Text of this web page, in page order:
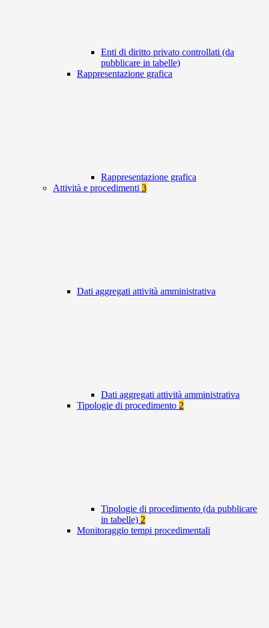
Enti di diritto privato controllati (da
pubblicare in tabelle)
Rappresentazione grafica
Rappresentazione grafica
Attività e procedimenti 3
Dati aggregati attività amministrativa
Dati aggregati attività amministrativa
Tipologie di procedimento 2
Tipologie di procedimento (da pubblicare
in tabelle) 2
Monitoraggio tempi procedimentali